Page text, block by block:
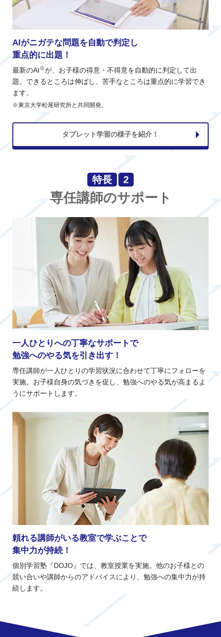
AIがニガテな問題を自動で判定し
重点的に出題！
最新のAI※が、お子様の得意・不得意を自動的に判定して出
題。できるところは伸ばし、苦手なところは重点的に学習でき
ます。
※東京大学松尾研究所と共同開発。
タブレット学習の様子を紹介！
特長 2
専任講師のサポート
一人ひとりへの丁寧なサポートで
勉強へのやる気を引き出す！
専任講師が一人ひとりの学習状況に合わせて丁寧にフォローを
実施。お子様自身の気づきを促し、勉強へのやる気が高まるよ
うにサポートします。
頼れる講師がいる教室で学ぶことで
集中力が持続！
個別学習塾『DOJO』では、教室授業を実施。他のお子様との
競い合いや講師からのアドバイスにより、勉強への集中力が持
続します。